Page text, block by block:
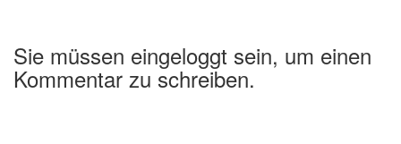
Sie müssen eingeloggt sein, um einen
Kommentar zu schreiben.